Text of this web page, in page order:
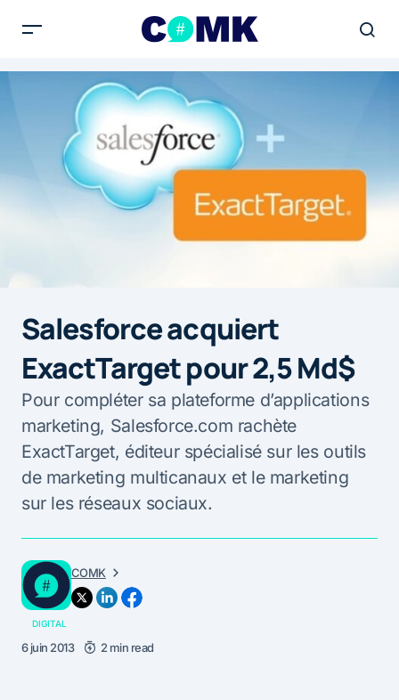
Salesforce acquiert
ExactTarget pour 2,5 Md$
Pour compléter sa plateforme d’applications
marketing, Salesforce.com rachète
ExactTarget, éditeur spécialisé sur les outils
de marketing multicanaux et le marketing
sur les réseaux sociaux.
COMK
DIGITAL
6 juin 2013 2 min read